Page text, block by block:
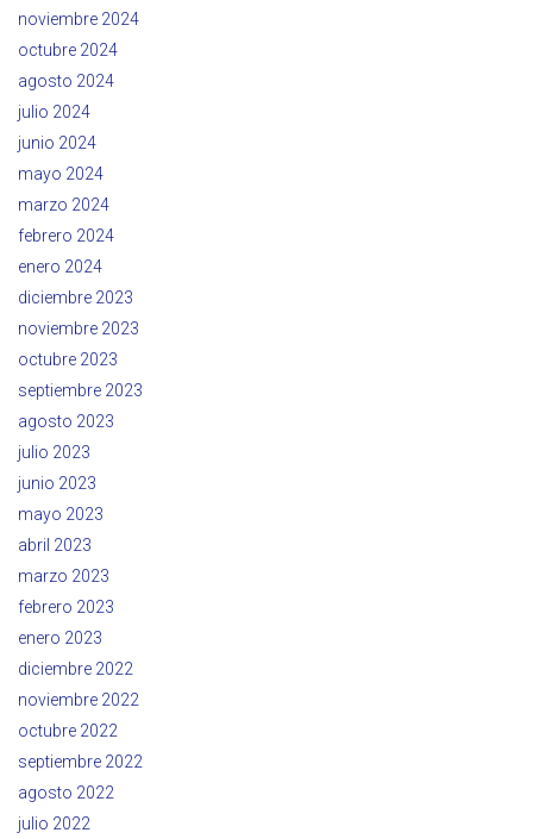
noviembre 2024
octubre 2024
agosto 2024
julio 2024
junio 2024
mayo 2024
marzo 2024
febrero 2024
enero 2024
diciembre 2023
noviembre 2023
octubre 2023
septiembre 2023
agosto 2023
julio 2023
junio 2023
mayo 2023
abril 2023
marzo 2023
febrero 2023
enero 2023
diciembre 2022
noviembre 2022
octubre 2022
septiembre 2022
agosto 2022
julio 2022